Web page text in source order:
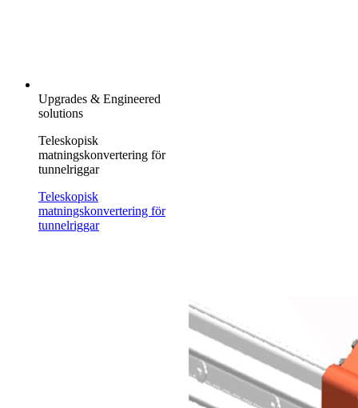
Upgrades & Engineered
solutions
Teleskopisk
matningskonvertering för
tunnelriggar
Teleskopisk
matningskonvertering för
tunnelriggar